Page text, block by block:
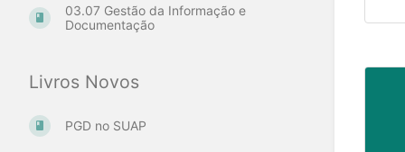
03.07 Gestão da Informação e
Documentação
Livros Novos
PGD no SUAP